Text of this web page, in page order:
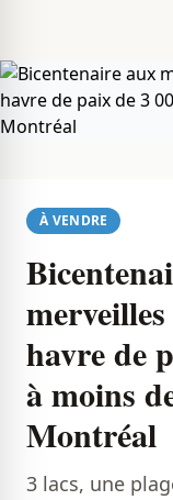
À VENDRE
havre de
à moins
Montréal
3 lacs, une